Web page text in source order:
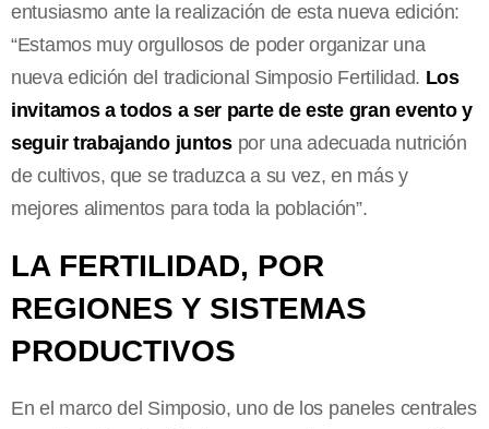
entusiasmo ante la realización de esta nueva edición:
“Estamos muy orgullosos de poder organizar una
nueva edición del tradicional Simposio Fertilidad. Los
invitamos a todos a ser parte de este gran evento y
seguir trabajando juntospor una adecuada nutrición
de cultivos, que se traduzca a su vez, en más y
mejores alimentos para toda la población”.
LA FERTILIDAD, POR
REGIONES Y SISTEMAS
PRODUCTIVOS
En el marco del Simposio, uno de los paneles centrales